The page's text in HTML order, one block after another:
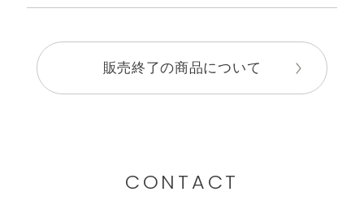
販売終了の商品について
CONTACT